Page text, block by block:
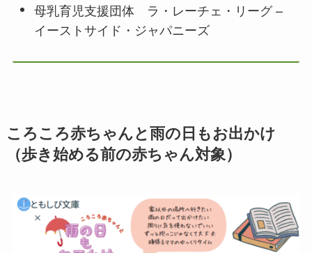
母乳育児支援団体 ラ・レーチェ・リーグ –
イーストサイド・ジャパニーズ
ころころ赤ちゃんと雨の日もお出かけ
（歩き始める前の赤ちゃん対象）